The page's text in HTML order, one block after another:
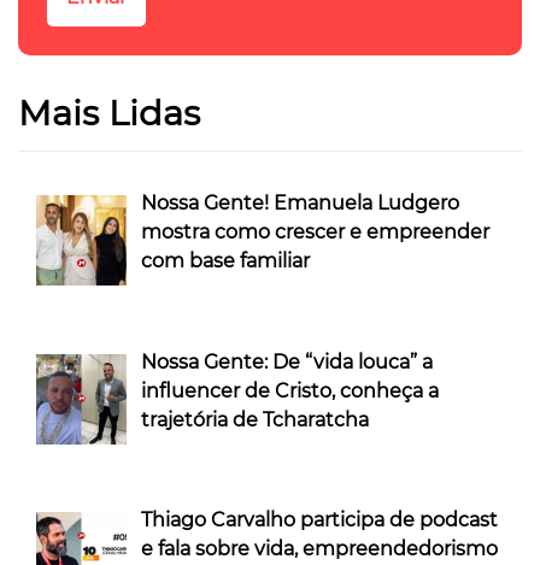
Mais Lidas
Nossa Gente! Emanuela Ludgero
mostra como crescer e empreender
com base familiar
Nossa Gente: De “vida louca” a
influencer de Cristo, conheça a
trajetória de Tcharatcha
Thiago Carvalho participa de podcast
e fala sobre vida, empreendedorismo